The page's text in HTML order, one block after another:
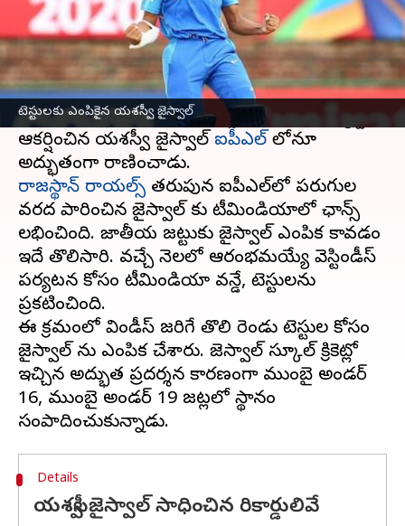
టెస్టులకు ఎంపికైన యశస్వీ జైస్వాల్
ఈ వార్తాకథనం ఏంటి
బతుకుతెరువు కోసం పానీపూరీ అమ్మిన కుర్రాడు నేడు
టీమిండియాజట్టులో స్థానం సంపాదించుకున్నాడు.
దేశవాళీ క్రికెట్లో తిరుగులేని రికార్డులతో అందరి దృష్టిని
ఆకర్షించిన యశస్వీ జైస్వాల్ ఐపీఎల్ లోనూ
రాజస్థాన్ రాయల్స్ తరుపున ఐపీఎల్‌లో పరుగుల
వరద పారించిన జైస్వాల్ కు టీమిండియాలో ఛాన్స్
లభించింది. జాతీయ జట్టుకు జైస్వాల్ ఎంపిక కావడం
ఇదే తొలిసారి. వచ్చే నెలలో ఆరంభమయ్యే వెస్టిండీస్
పర్యటన కోసం టీమిండియా వన్డే, టెస్టులను
ప్రకటించింది.
ఈ క్రమంలో విండీస్ జరిగే తొలి రెండు టెస్టుల కోసం
జైస్వాల్ ను ఎంపిక చేశారు. జెస్వాల్ స్కూల్ క్రికెట్లో
ఇచ్చిన అద్భుత ప్రదర్శన కారణంగా ముంబై అండర్
16, ముంబై అండర్ 19 జట్లలో స్థానం
Details
యశస్వీ జైస్వాల్ సాధించిన రికార్డులివే